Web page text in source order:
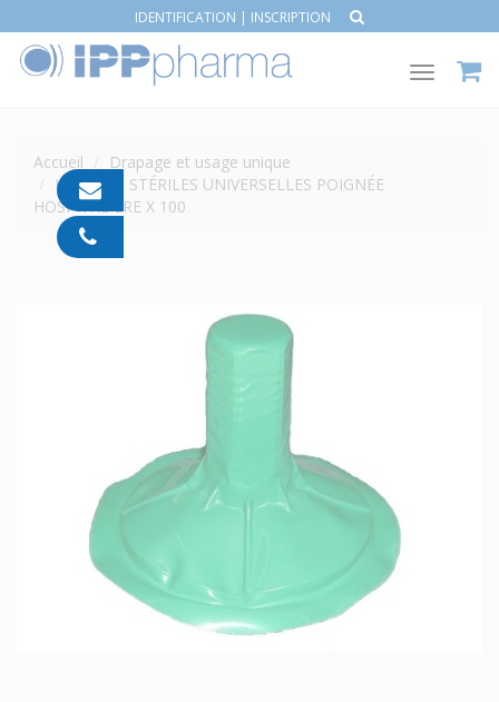
IDENTIFICATION | INSCRIPTION
Toggle
Accueil
Drapage et usage unique
HOUSSES STÉRILES UNIVERSELLES POIGNÉE
HOSPITALIÈRE X 100
contact@ipp-
pharma.com
91